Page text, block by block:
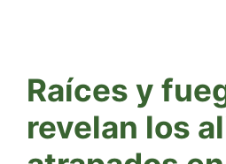
Raíces y
revelan los